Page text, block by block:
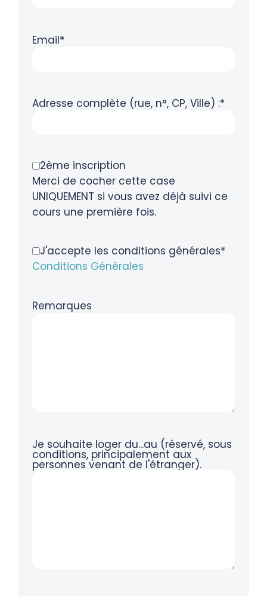
Email*
Adresse complète (rue, n°, CP, Ville) :*
2ème inscription
Merci de cocher cette case
UNIQUEMENT si vous avez déjà suivi ce
cours une première fois.
J'accepte les conditions générales*
Conditions Générales
Remarques
Je souhaite loger du...au (réservé, sous
conditions, principalement aux
personnes venant de l'étranger).